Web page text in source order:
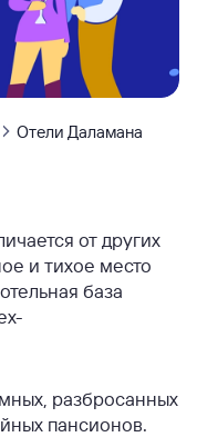
Отели Даламана
от других
и тихое место
база
разбросанных
пансионов.